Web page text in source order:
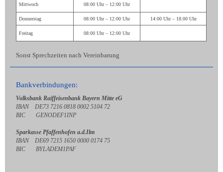
Mittwoch 08:00 Uhr – 12:00 Uhr
Donnerstag 08:00 Uhr – 12:00 Uhr 14:00 Uhr – 18:00 Uhr
Freitag 08:00 Uhr – 12:00 Uhr
Sonst Sprechzeiten nach Vereinbarung
Bankverbindungen:
Volksbank Raiffeisenbank Bayern Mitte eG
IBAN DE73 7216 0818 0002 5104 72
BIC GENODEF1INP
Sparkasse Pfaffenhofen a.d.Ilm
IBAN DE69 7215 1650 0000 0174 75
BIC BYLADEM1PAF